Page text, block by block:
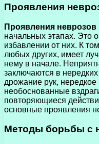
Проявления
Проявления неврозов
начальных этапах. Это
избавлении от них. К
любых других, имеет
нему в начале.
заключаются в
дрожание рук, нередкое
необоснованные
повторяющиеся
основные проявления
Методы борьбы с